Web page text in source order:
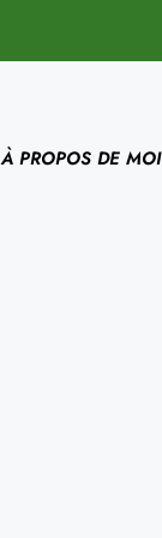
À PROPOS DE MOI